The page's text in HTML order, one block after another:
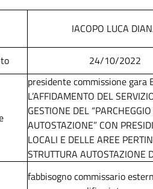
IACOPO LUCA
24/10/2022
presidente commissione gara
L’AFFIDAMENTO DEL
GESTIONE DEL “PARCHEGGIO
AUTOSTAZIONE” CON
LOCALI E DELLE AREE
STRUTTURA AUTOSTAZIONE
fabbisogno commissario